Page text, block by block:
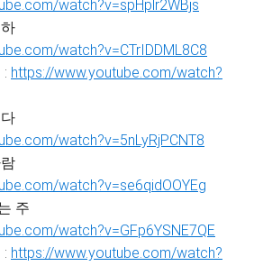
watch?v=spHplr2WBjs
watch?v=CTrIDDML8C8
https://www.youtube.com/watch?
watch?v=5nLyRjPCNT8
watch?v=se6qidOOYEg
주
watch?v=GFp6YSNE7QE
https://www.youtube.com/watch?